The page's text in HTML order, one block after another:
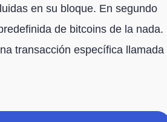
en su bloque. En segundo
de bitcoins de la nada.
transacción específica llamada